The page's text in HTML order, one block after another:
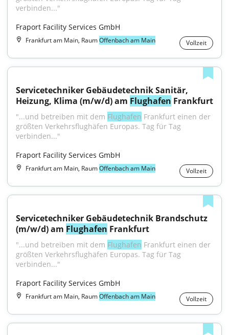
verbinden..."
Fraport Facility Services GmbH
Frankfurt am Main, RaumOffenbach am Main Vollzeit
Servicetechniker Gebäudetechnik Sanitär,
Heizung, Klima (m/w/d) am Flughafen Frankfurt
"...und betreiben mit dem Flughafen Frankfurt einen der
größten Verkehrsflughäfen Europas. Tag für Tag
verbinden..."
Fraport Facility Services GmbH
Frankfurt am Main, RaumOffenbach am Main Vollzeit
Servicetechniker Gebäudetechnik Brandschutz
(m/w/d) am Flughafen Frankfurt
"...und betreiben mit dem Flughafen Frankfurt einen der
größten Verkehrsflughäfen Europas. Tag für Tag
verbinden..."
Fraport Facility Services GmbH
Frankfurt am Main, RaumOffenbach am Main Vollzeit